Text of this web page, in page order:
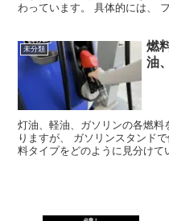
わっています。 具体的には、
未分類
燃
油
灯油、軽油、ガソリンの各燃
りますが、 ガソリンスタンド
料タイプをどのように見分け